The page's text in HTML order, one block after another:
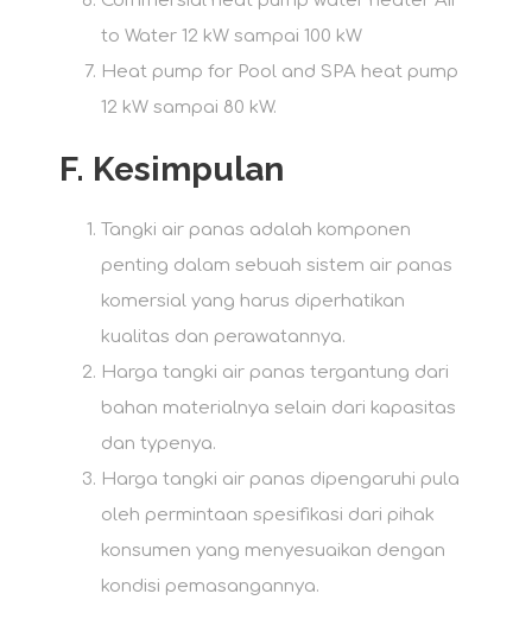
to Water 12 kW sampai 100 kW
Heat pump for Pool and SPA heat pump
12 kW sampai 80 kW.
F. Kesimpulan
Tangki air panas adalah komponen
penting dalam sebuah sistem air panas
komersial yang harus diperhatikan
kualitas dan perawatannya.
Harga tangki air panas tergantung dari
bahan materialnya selain dari kapasitas
dan typenya.
Harga tangki air panas dipengaruhi pula
oleh permintaan spesifikasi dari pihak
konsumen yang menyesuaikan dengan
kondisi pemasangannya.